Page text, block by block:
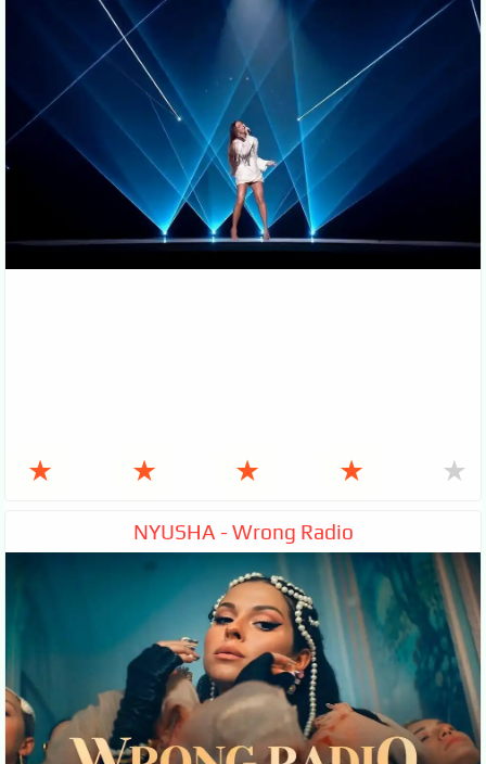
★ ★ ★ ★ ★
NYUSHA - Wrong Radio